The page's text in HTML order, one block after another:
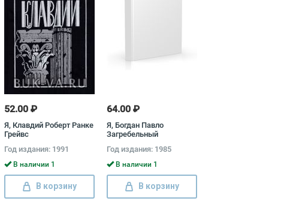
52.00 ₽
Я, Клавдий Роберт Ранке
Грейвс
Год издания: 1991
В наличии 1
В корзину
64.00 ₽
Я, Богдан Павло
Загребельный
Год издания: 1985
В наличии 1
В корзину